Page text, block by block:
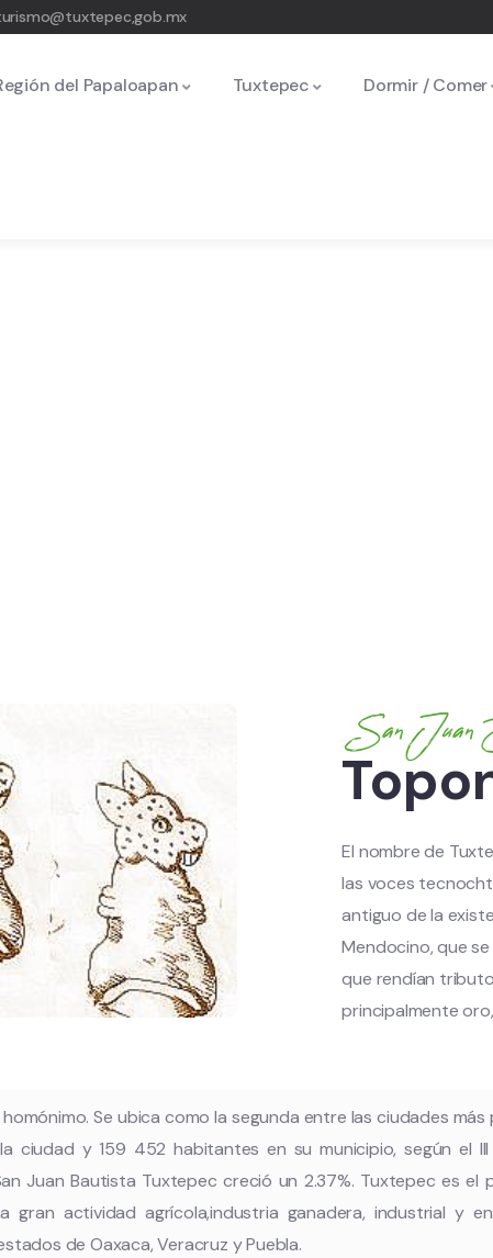
del Papaloapan Tuxtepec Dormir / Comer
San Juan
El nombre de
las voces
antiguo de la
Mendocino, que
que rendían
principalmente
Se ubica como la segunda entre las ciudades
y 159 452 habitantes en su municipio, según el
Juan Bautista Tuxtepec creció un 2.37%. Tuxtepec es
gran actividad agrícola,industria ganadera, industrial y
de Oaxaca, Veracruz y Puebla.